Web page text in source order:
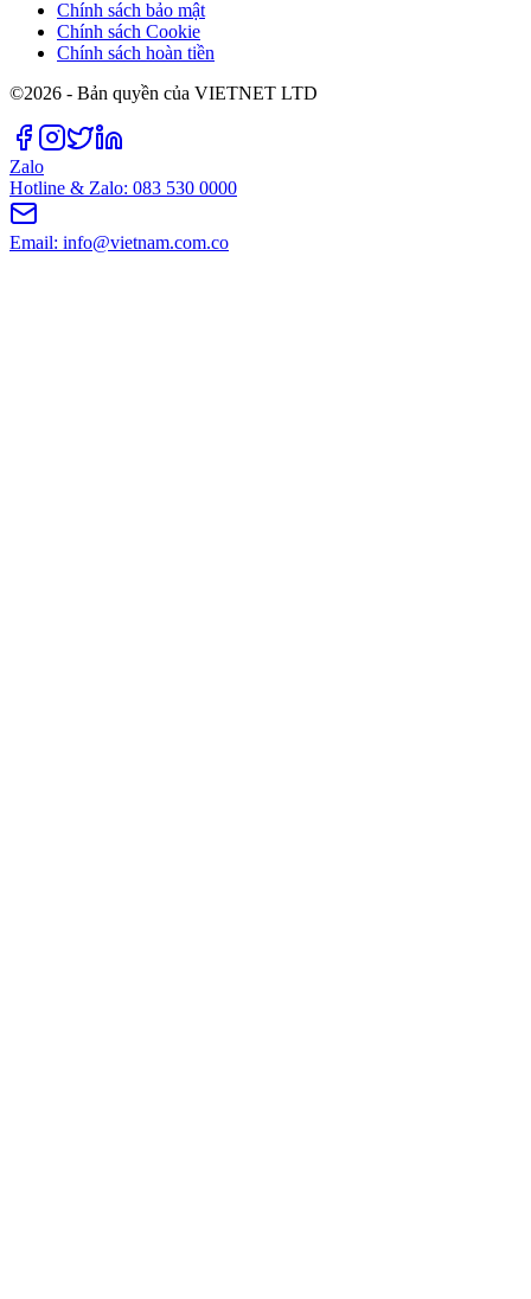
Chính sách bảo mật
Chính sách Cookie
Chính sách hoàn tiền
©2026 - Bản quyền của VIETNET LTD
Zalo
Hotline & Zalo: 083 530 0000
Email: info@vietnam.com.co